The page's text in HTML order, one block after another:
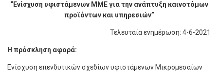
“Ενίσχυση υφιστάμενων ΜΜΕ για την ανάπτυξη καινοτόμων
προϊόντων και υπηρεσιών”
Τελευταία ενημέρωση: 4-6-2021
Η πρόσκληση αφορά:
Ενίσχυση επενδυτικών σχεδίων υφιστάμενων Μικρομεσαίων